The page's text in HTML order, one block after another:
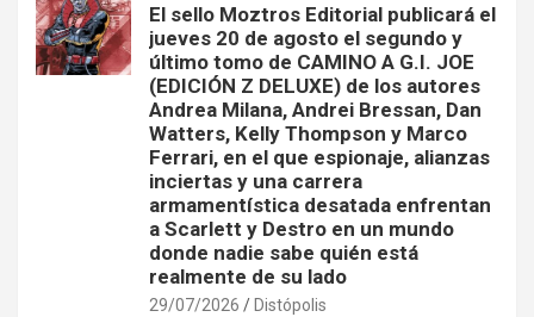
El sello Moztros Editorial publicará el
jueves 20 de agosto el segundo y
último tomo de CAMINO A G.I. JOE
(EDICIÓN Z DELUXE) de los autores
Andrea Milana, Andrei Bressan, Dan
Watters, Kelly Thompson y Marco
Ferrari, en el que espionaje, alianzas
inciertas y una carrera
armamentística desatada enfrentan
a Scarlett y Destro en un mundo
donde nadie sabe quién está
realmente de su lado
29/07/2026 Distópolis